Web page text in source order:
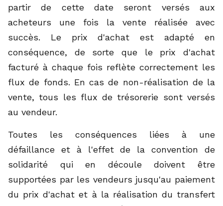
partir de cette date seront versés aux
acheteurs une fois la vente réalisée avec
succès. Le prix d'achat est adapté en
conséquence, de sorte que le prix d'achat
facturé à chaque fois reflète correctement les
flux de fonds. En cas de non-réalisation de la
vente, tous les flux de trésorerie sont versés
au vendeur.
Toutes les conséquences liées à une
défaillance et à l'effet de la convention de
solidarité qui en découle doivent être
supportées par les vendeurs jusqu'au paiement
du prix d'achat et à la réalisation du transfert